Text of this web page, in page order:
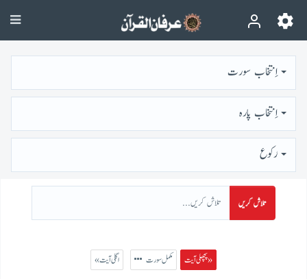
اِنتخاب سورت
اِنتخاب پارہ
رُكوع
تلاش کریں
پچھلی آیت » مکمل سورت « اگلی آیت